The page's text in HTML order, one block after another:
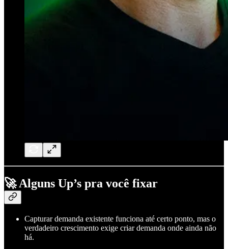
🚀 Alguns Up’s pra você fixar
Capturar demanda existente funciona até certo ponto, mas o
verdadeiro crescimento exige criar demanda onde ainda não
há.